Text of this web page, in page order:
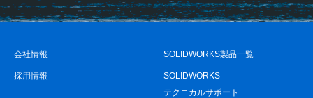
会社情報
採用情報
SOLIDWORKS製品一覧
SOLIDWORKS
テクニカルサポート